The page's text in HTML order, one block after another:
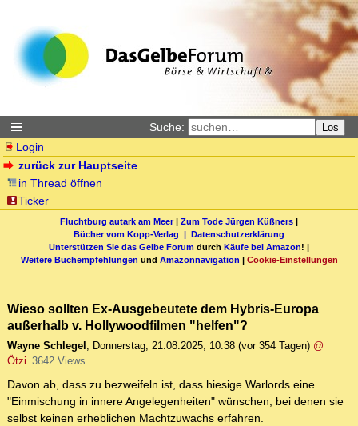
Suche: Los
Login
zurück zur Hauptseite
in Thread öffnen
Ticker
Fluchtburg autark am Meer| Zum Tode Jürgen Küßners |
Bücher vom Kopp-Verlag | Datenschutzerklärung
Unterstützen Sie das Gelbe Forum durch Käufe bei Amazon! |
Weitere Buchempfehlungen und Amazonnavigation | Cookie-Einstellungen
Wieso sollten Ex-Ausgebeutete dem Hybris-Europa
außerhalb v. Hollywoodfilmen "helfen"?
Wayne Schlegel , Donnerstag, 21.08.2025, 10:38 (vor 354 Tagen) @
Ötzi 3642 Views
Davon ab, dass zu bezweifeln ist, dass hiesige Warlords eine
"Einmischung in innere Angelegenheiten" wünschen, bei denen sie
selbst keinen erheblichen Machtzuwachs erfahren.